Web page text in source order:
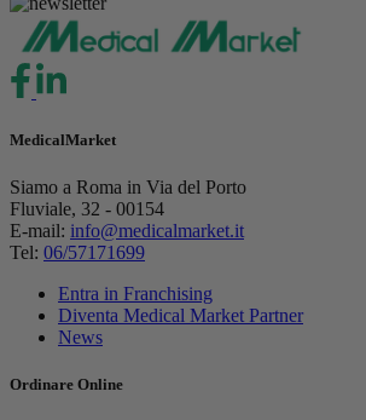
MedicalMarket
Siamo a Roma in Via del Porto
Fluviale, 32 - 00154
E-mail: info@medicalmarket.it
Tel: 06/57171699
Entra in Franchising
Diventa Medical Market Partner
News
Ordinare Online